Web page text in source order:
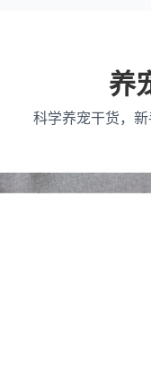
养
科学养宠干货，